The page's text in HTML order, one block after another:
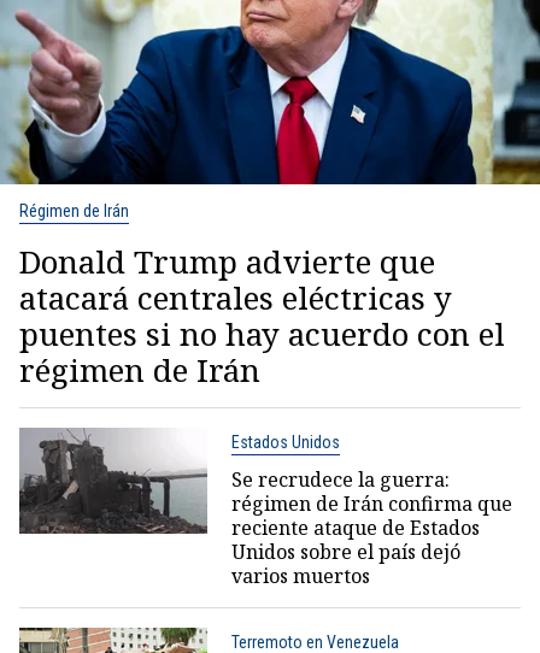
Régimen de Irán
Donald Trump advierte que
atacará centrales eléctricas y
puentes si no hay acuerdo con el
régimen de Irán
Estados Unidos
Se recrudece la guerra:
régimen de Irán confirma que
reciente ataque de Estados
Unidos sobre el país dejó
varios muertos
Terremoto en Venezuela